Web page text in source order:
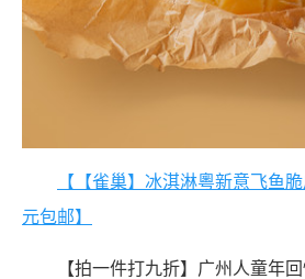
【【雀巢】冰淇淋粵新意飞鱼
元包邮】
【拍一件打九折】广州人童年